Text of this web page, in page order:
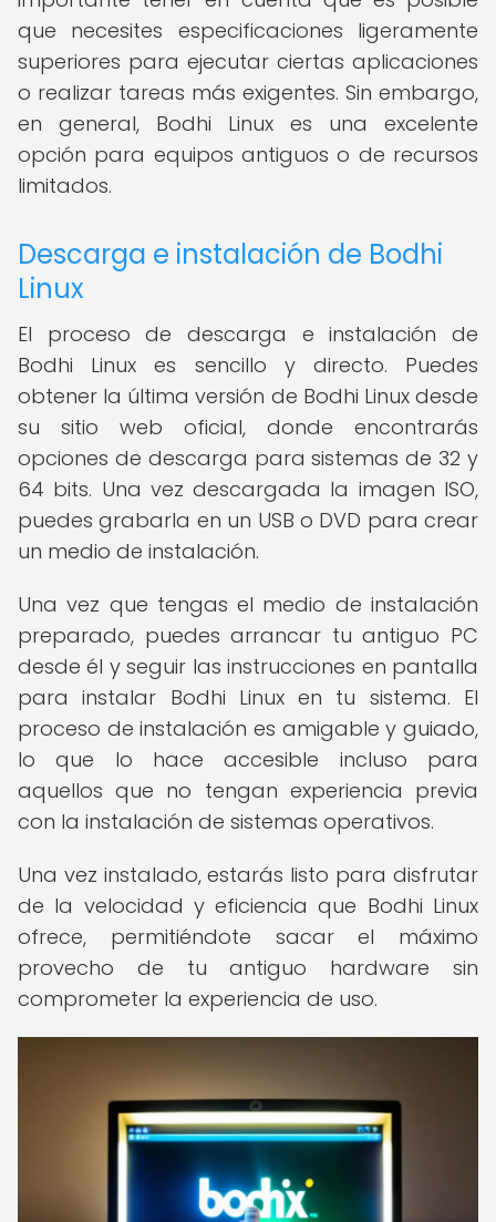
que necesites especificaciones ligeramente
superiores para ejecutar ciertas aplicaciones
o realizar tareas más exigentes. Sin embargo,
en general, Bodhi Linux es una excelente
opción para equipos antiguos o de recursos
limitados.
Descarga e instalación de Bodhi
Linux
El proceso de descarga e instalación de
Bodhi Linux es sencillo y directo. Puedes
obtener la última versión de Bodhi Linux desde
su sitio web oficial, donde encontrarás
opciones de descarga para sistemas de 32 y
64 bits. Una vez descargada la imagen ISO,
puedes grabarla en un USB o DVD para crear
un medio de instalación.
Una vez que tengas el medio de instalación
preparado, puedes arrancar tu antiguo PC
desde él y seguir las instrucciones en pantalla
para instalar Bodhi Linux en tu sistema. El
proceso de instalación es amigable y guiado,
lo que lo hace accesible incluso para
aquellos que no tengan experiencia previa
con la instalación de sistemas operativos.
Una vez instalado, estarás listo para disfrutar
de la velocidad y eficiencia que Bodhi Linux
ofrece, permitiéndote sacar el máximo
provecho de tu antiguo hardware sin
comprometer la experiencia de uso.